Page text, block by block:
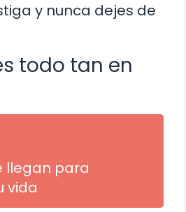
y nunca dejes de
todo tan en
llegan para
vida